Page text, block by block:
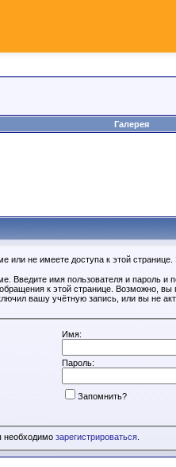
Галерея
или не имеете доступа к этой странице.
Введите имя пользователя и пароль и
к этой странице. Возможно,
вашу учётную запись, или вы не
Имя:
Пароль:
Запомнить?
необходимо зарегистрироваться